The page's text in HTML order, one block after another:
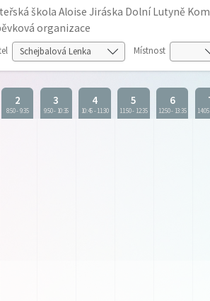
škola Aloise Jiráska Dolní Lutyně
organizace
Místnost
2
8:50-9:35
3
9:50- 10:35
4
10:45-11:30
5
11:50- 12:35
6
12:50- 13:35 14:05